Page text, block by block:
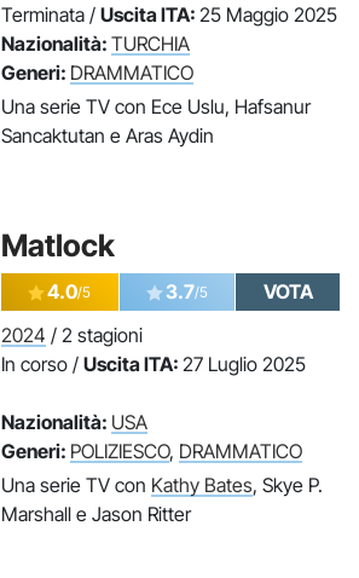
Terminata / Uscita ITA: 25 Maggio 2025
Nazionalità: TURCHIA
Generi: DRAMMATICO
Una serie TV con Ece Uslu, Hafsanur
Sancaktutan e Aras Aydin
Matlock
4.0/5 3.7/5
VOTA
2024 / 2 stagioni
In corso / Uscita ITA: 27 Luglio 2025
Nazionalità: USA
Generi: POLIZIESCO, DRAMMATICO
Una serie TV con Kathy Bates, Skye P.
Marshall e Jason Ritter